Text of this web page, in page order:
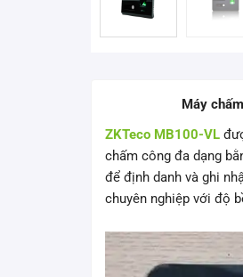
Máy
ZKTeco MB100-VL
chấm công đa dạng
để định danh và ghi
chuyên nghiệp với độ